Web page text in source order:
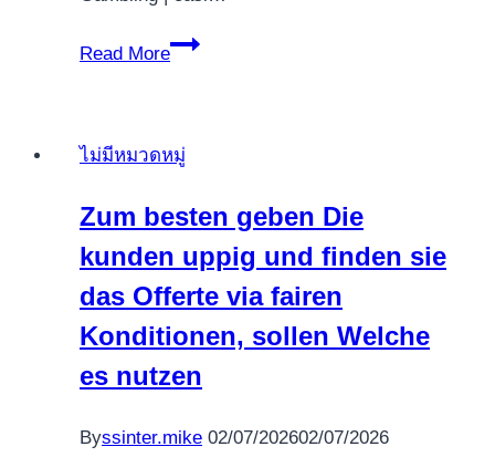
Read More
Bitcoin
bank
you
will
Sporting
events
ไม่มีหมวดหมู่
Zum besten geben Die
kunden uppig und finden sie
das Offerte via fairen
Konditionen, sollen Welche
es nutzen
Byssinter.mike 02/07/202602/07/2026